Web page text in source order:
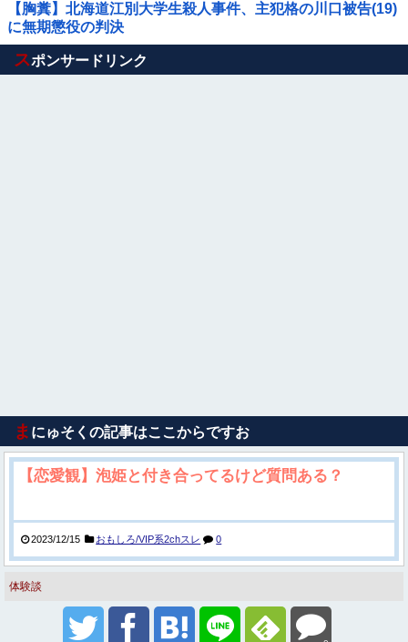
【胸糞】北海道江別大学生殺人事件、主犯格の川口被告(19)
に無期懲役の判決
Powered by livedoor 相互RSS
スポンサードリンク
ま にゅそくの記事はここからですお
【恋愛観】泡姫と付き合ってるけど質問ある？
2023/12/15 おもしろ/VIP系2chスレ 0
体験談